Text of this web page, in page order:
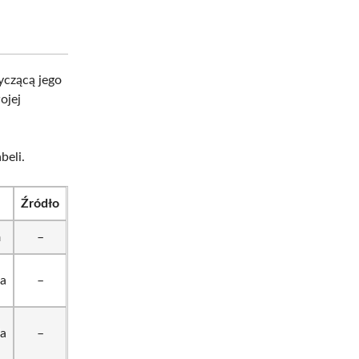
jego
Źródło
–
–
–